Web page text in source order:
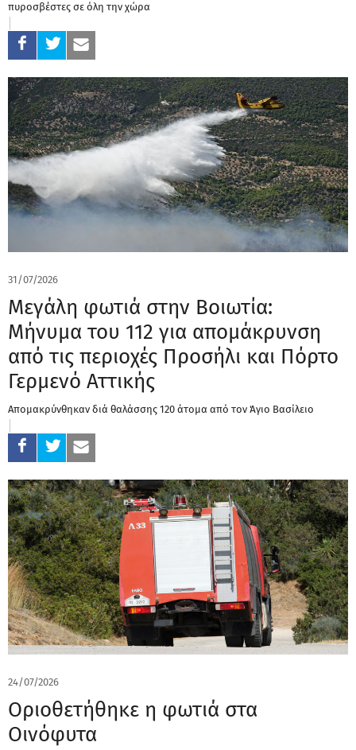
πυροσβέστες σε όλη την χώρα
31/07/2026
Μεγάλη φωτιά στην Βοιωτία:
Μήνυμα του 112 για απομάκρυνση
από τις περιοχές Προσήλι και Πόρτο
Γερμενό Αττικής
Απομακρύνθηκαν διά θαλάσσης 120 άτομα από τον Άγιο Βασίλειο
24/07/2026
Οριοθετήθηκε η φωτιά στα
Οινόφυτα